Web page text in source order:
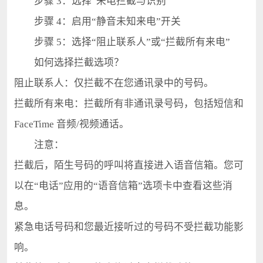
步骤 4：启用“静音未知来电”开关
步骤 5：选择“阻止联系人”或“拦截所有来电”
如何选择拦截选项？
阻止联系人：仅拦截不在您通讯录中的号码。
拦截所有来电：拦截所有非通讯录号码，包括短信和
FaceTime 音频/视频通话。
注意：
拦截后，陌生号码的呼叫将直接进入语音信箱。您可
以在“电话”应用的“语音信箱”选项卡中查看这些消
息。
紧急电话号码和您最近接听过的号码不受拦截功能影
响。